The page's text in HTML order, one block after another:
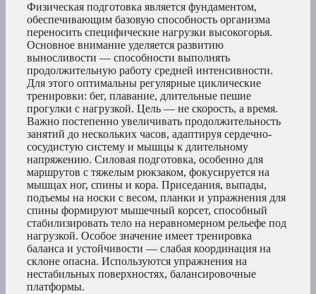
Физическая подготовка является фундаментом,
обеспечивающим базовую способность организма
переносить специфические нагрузки высокогорья.
Основное внимание уделяется развитию
выносливости — способности выполнять
продолжительную работу средней интенсивности.
Для этого оптимальны регулярные циклические
тренировки: бег, плавание, длительные пешие
прогулки с нагрузкой. Цель — не скорость, а время.
Важно постепенно увеличивать продолжительность
занятий до нескольких часов, адаптируя сердечно-
сосудистую систему и мышцы к длительному
напряжению. Силовая подготовка, особенно для
маршрутов с тяжелым рюкзаком, фокусируется на
мышцах ног, спины и кора. Приседания, выпады,
подъемы на носки с весом, планки и упражнения для
спины формируют мышечный корсет, способный
стабилизировать тело на неравномерном рельефе под
нагрузкой. Особое значение имеет тренировка
баланса и устойчивости — слабая координация на
склоне опасна. Используются упражнения на
нестабильных поверхностях, балансировочные
платформы.